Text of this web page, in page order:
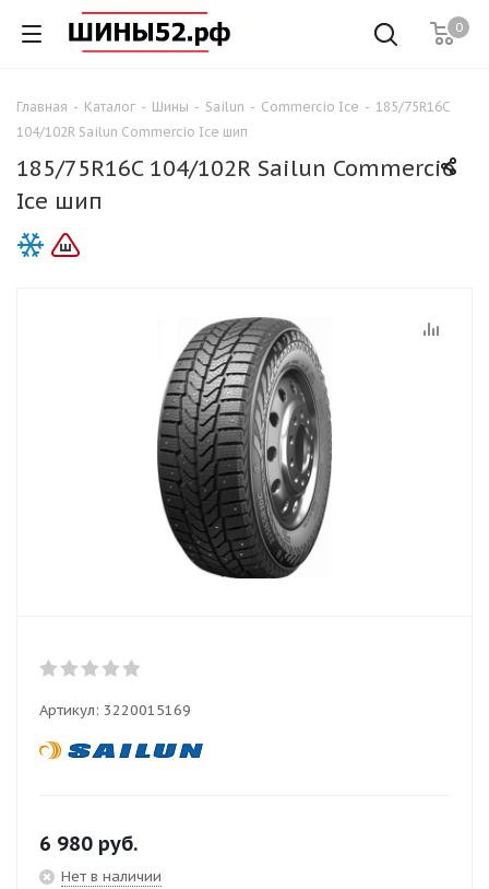
0
Главная - Каталог - Шины - Sailun - Commercio Ice - 185/75R16C
104/102R Sailun Commercio Ice шип
185/75R16C 104/102R Sailun Commercio
Ice шип
Артикул: 3220015169
6 980 руб.
Нет в наличии